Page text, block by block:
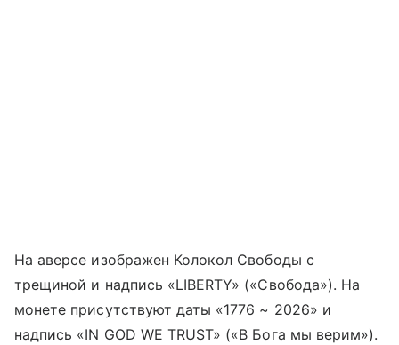
На аверсе изображен Колокол Свободы с
трещиной и надпись «LIBERTY» («Свобода»). На
монете присутствуют даты «1776 ~ 2026» и
надпись «IN GOD WE TRUST» («В Бога мы верим»).